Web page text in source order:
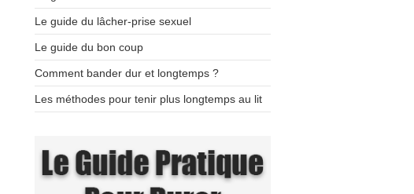
Le guide du lâcher-prise sexuel
Le guide du bon coup
Comment bander dur et longtemps ?
Les méthodes pour tenir plus longtemps au lit